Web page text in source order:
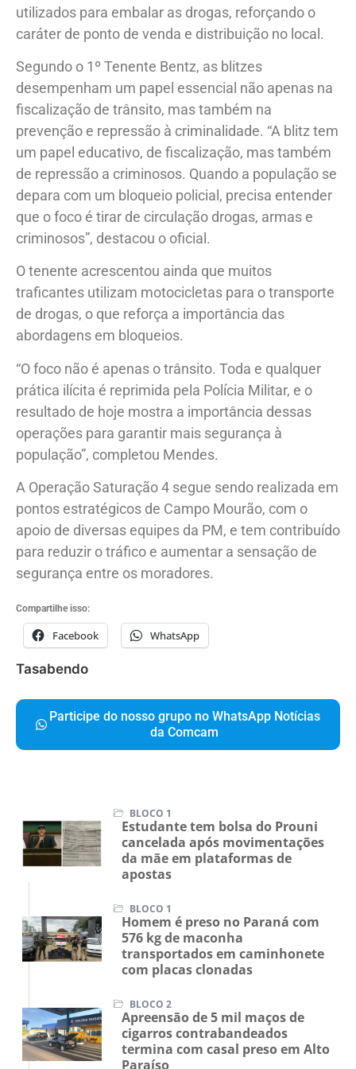
utilizados para embalar as drogas, reforçando o
caráter de ponto de venda e distribuição no local.
Segundo o 1º Tenente Bentz, as blitzes
desempenham um papel essencial não apenas na
fiscalização de trânsito, mas também na
prevenção e repressão à criminalidade. “A blitz tem
um papel educativo, de fiscalização, mas também
de repressão a criminosos. Quando a população se
depara com um bloqueio policial, precisa entender
que o foco é tirar de circulação drogas, armas e
criminosos”, destacou o oficial.
O tenente acrescentou ainda que muitos
traficantes utilizam motocicletas para o transporte
de drogas, o que reforça a importância das
abordagens em bloqueios.
“O foco não é apenas o trânsito. Toda e qualquer
prática ilícita é reprimida pela Polícia Militar, e o
resultado de hoje mostra a importância dessas
operações para garantir mais segurança à
população”, completou Mendes.
A Operação Saturação 4 segue sendo realizada em
pontos estratégicos de Campo Mourão, com o
apoio de diversas equipes da PM, e tem contribuído
para reduzir o tráfico e aumentar a sensação de
segurança entre os moradores.
Compartilhe isso:
Facebook WhatsApp
Tasabendo
Participe do nosso grupo no WhatsApp Notícias
da Comcam
BLOCO 1
Estudante tem bolsa do Prouni
cancelada após movimentações
da mãe em plataformas de
apostas
BLOCO 1
Homem é preso no Paraná com
576 kg de maconha
transportados em caminhonete
com placas clonadas
BLOCO 2
Apreensão de 5 mil maços de
cigarros contrabandeados
termina com casal preso em Alto
Paraíso